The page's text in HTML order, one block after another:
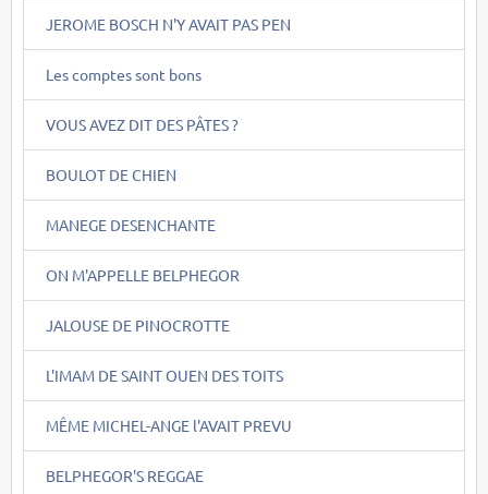
JEROME BOSCH N'Y AVAIT PAS PEN
Les comptes sont bons
VOUS AVEZ DIT DES PÂTES ?
BOULOT DE CHIEN
MANEGE DESENCHANTE
ON M'APPELLE BELPHEGOR
JALOUSE DE PINOCROTTE
L'IMAM DE SAINT OUEN DES TOITS
MÊME MICHEL-ANGE l'AVAIT PREVU
BELPHEGOR'S REGGAE